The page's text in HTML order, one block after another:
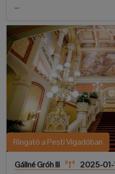
...
Ringató a Pesti Vigadóban
Gállné Gróh Ili
2025-01-